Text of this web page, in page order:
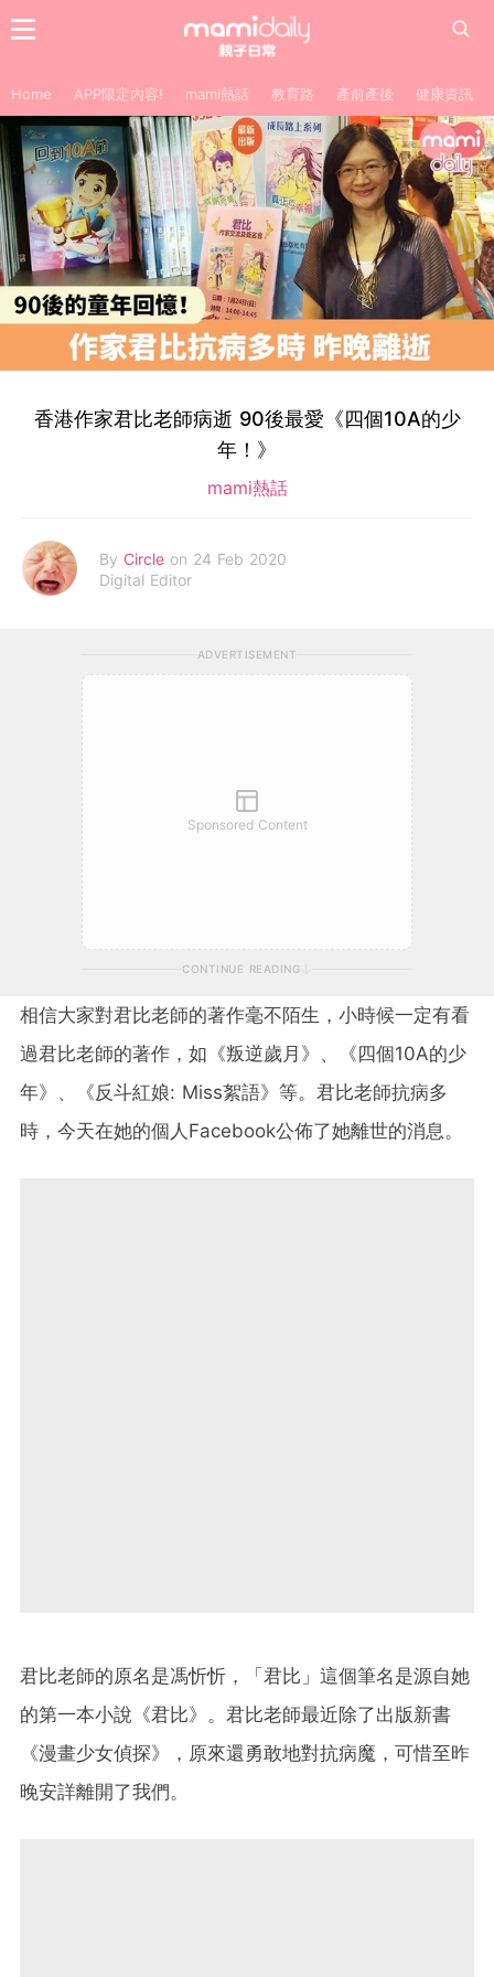
Home APP限定內容! mami熱話 教育路 產前產後 健康資訊
香港作家君比老師病逝 90後最愛《四個10A的少
年！》
mami熱話
By Circle on 24 Feb 2020
Digital Editor
ADVERTISEMENT
Sponsored Content
CONTINUE READING
相信大家對君比老師的著作毫不陌生，小時候一定有看
過君比老師的著作，如《叛逆歲月》、《四個10A的少
年》、《反斗紅娘: Miss絮語》等。君比老師抗病多
時，今天在她的個人Facebook公佈了她離世的消息。
君比老師的原名是馮忻忻，「君比」這個筆名是源自她
的第一本小說《君比》。君比老師最近除了出版新書
《漫畫少女偵探》，原來還勇敢地對抗病魔，可惜至昨
晚安詳離開了我們。